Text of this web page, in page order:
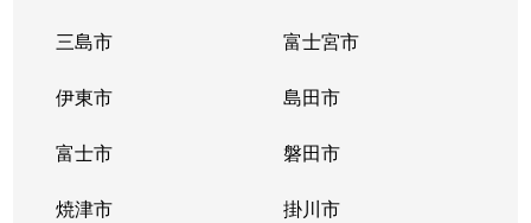
三島市 富士宮市
伊東市 島田市
富士市 磐田市
焼津市 掛川市